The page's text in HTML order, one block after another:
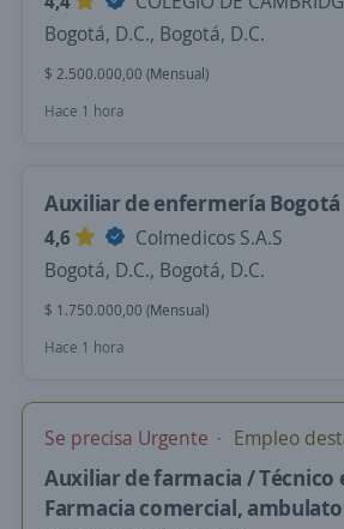
Bogotá, D.C., Bogotá, D.C.
$ 2.500.000,00 (Mensual)
Hace 1 hora
Auxiliar de enfermería Bogotá
4,6
Colmedicos S.A.S
Bogotá, D.C., Bogotá, D.C.
$ 1.750.000,00 (Mensual)
Hace 1 hora
Se precisa Urgente Empleo
Auxiliar de farmacia / Técnico
Farmacia comercial,